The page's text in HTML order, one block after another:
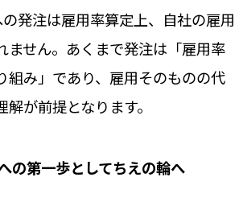
発注は雇用率算定上、自社の雇用
ません。あくまで発注は「雇用率
組み」であり、雇用そのものの代
が前提となります。
の第一歩としてちえの輪へ